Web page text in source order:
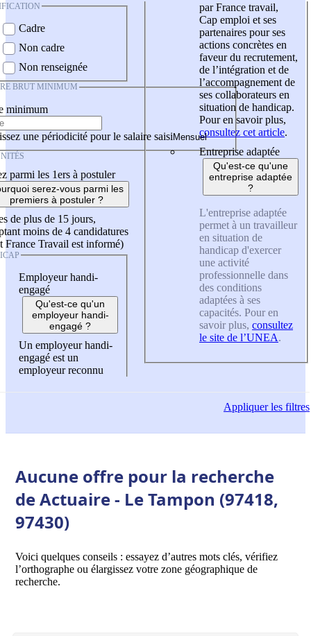
Cadre
Non cadre
Non renseignée
BRUT MINIMUM
minimum
une périodicité pour le salaire saisi
parmi les 1ers à postuler
serez-vous parmi les
premiers à postuler ?
de plus de 15 jours,
moins de 4 candidatures
France Travail est informé)
Employeur handi-
engagé
Qu'est-ce qu'un
employeur handi-
engagé ?
Un employeur handi-
engagé est un
employeur reconnu
par France travail,
Cap emploi et ses
partenaires pour ses
actions concrètes en
faveur du recrutement,
de l’intégration et de
l’accompagnement de
ses collaborateurs en
situation de handicap.
Pour en savoir plus,
consultez cet article.
Entreprise adaptée
Qu'est-ce qu'une
entreprise adaptée
?
L'entreprise adaptée
permet à un travailleur
en situation de
handicap d'exercer
une activité
professionnelle dans
des conditions
adaptées à ses
capacités. Pour en
savoir plus, consultez
le site de l’UNEA.
Appliquerles filtres
Aucune offre pour la recherche
de Actuaire - Le Tampon (97418,
97430)
Voici quelques conseils : essayez d’autres mots clés, vérifiez
l’orthographe ou élargissez votre zone géographique de
recherche.